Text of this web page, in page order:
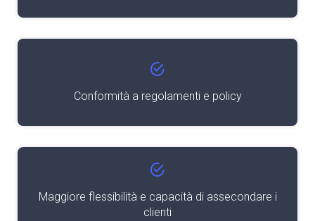
Conformità a regolamenti e policy
Maggiore flessibilità e capacità di assecondare i
clienti